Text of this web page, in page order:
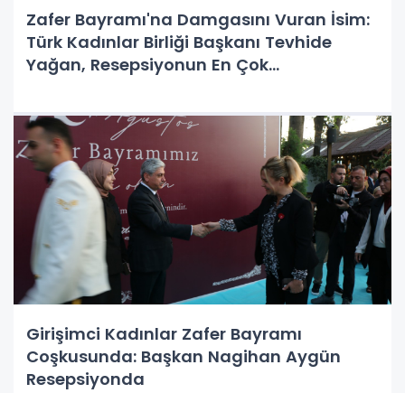
Zafer Bayramı'na Damgasını Vuran İsim:
Türk Kadınlar Birliği Başkanı Tevhide
Yağan, Resepsiyonun En Çok
Girişimci Kadınlar Zafer Bayramı
Coşkusunda: Başkan Nagihan Aygün
Resepsiyonda